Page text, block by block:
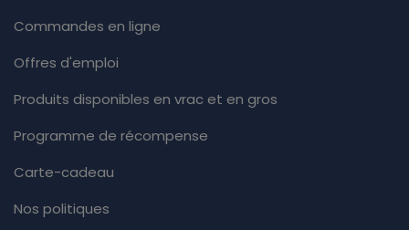
Commandes en ligne
Offres d'emploi
Produits disponibles en vrac et en gros
Programme de récompense
Carte-cadeau
Nos politiques